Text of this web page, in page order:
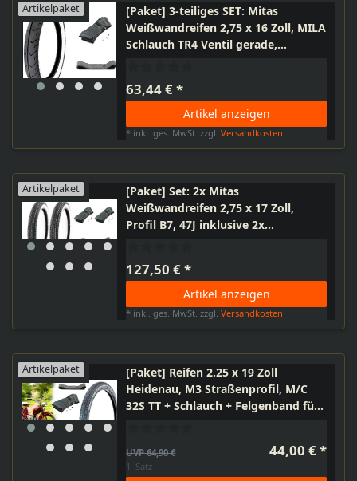
Artikelpaket
[Paket] 3-teiliges SET: Mitas
Weißwandreifen 2,75 x 16 Zoll, MILA
Schlauch TR4 Ventil gerade,
63,44 € *
Artikel anzeigen
* inkl. ges. MwSt. zzgl.Versandkosten
Artikelpaket
[Paket] Set: 2x Mitas
Weißwandreifen 2,75 x 17 Zoll,
Profil B7, 47J inklusive 2x
Moped
127,50 € *
Artikel anzeigen
* inkl. ges. MwSt. zzgl.Versandkosten
Artikelpaket
[Paket] Reifen 2.25 x 19 Zoll
Heidenau, M3 Straßenprofil, M/C
32S TT + Schlauch + Felgenband für
UVP 64,90 € 44,00 € *
1 Satz